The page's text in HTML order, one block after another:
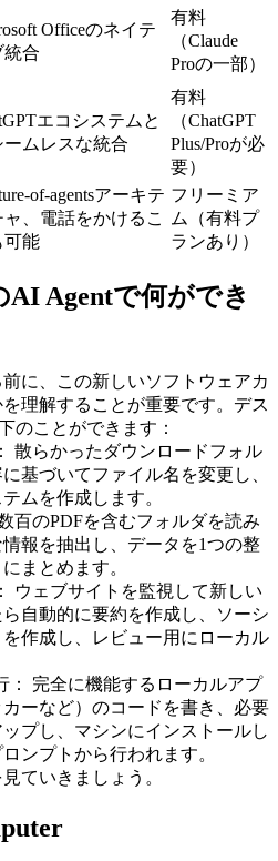
Officeのネイテ
統合
有料
（Claude
Proの一部）
エコシステムと
ームレスな統合
有料
（ChatGPT
Plus/Proが必
要）
of-agentsアーキテ
ャ、電話をかけるこ
可能
フリーミア
ム（有料プ
ランあり）
Agentで何ができ
に、この新しいソフトウェアカ
理解することが重要です。デス
のことができます：
散らかったダウンロードフォル
基づいてファイル名を変更し、
ムを作成します。
百のPDFを含むフォルダを読み
報を抽出し、データを1つの整
まとめます。
ウェブサイトを監視して新しい
自動的に要約を作成し、ソーシ
作成し、レビュー用にローカル
完全に機能するローカルアプ
ーなど）のコードを書き、必要
プし、マシンにインストールし
ンプトから行われます。
ていきましょう。